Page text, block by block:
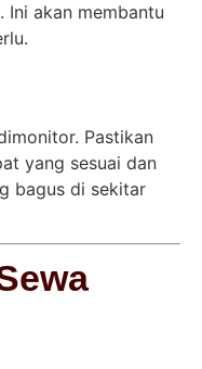
Ini akan membantu
Pastikan
yang sesuai dan
bagus di sekitar